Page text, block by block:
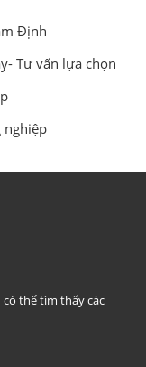
Định
Tư vấn lựa chọn
nghiệp
có thể tìm thấy các